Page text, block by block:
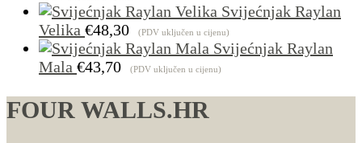
Svijećnjak Raylan
Velika €48,30 (PDV uključen u cijenu)
Svijećnjak Raylan
Mala €43,70 (PDV uključen u cijenu)
FOUR WALLS.HR